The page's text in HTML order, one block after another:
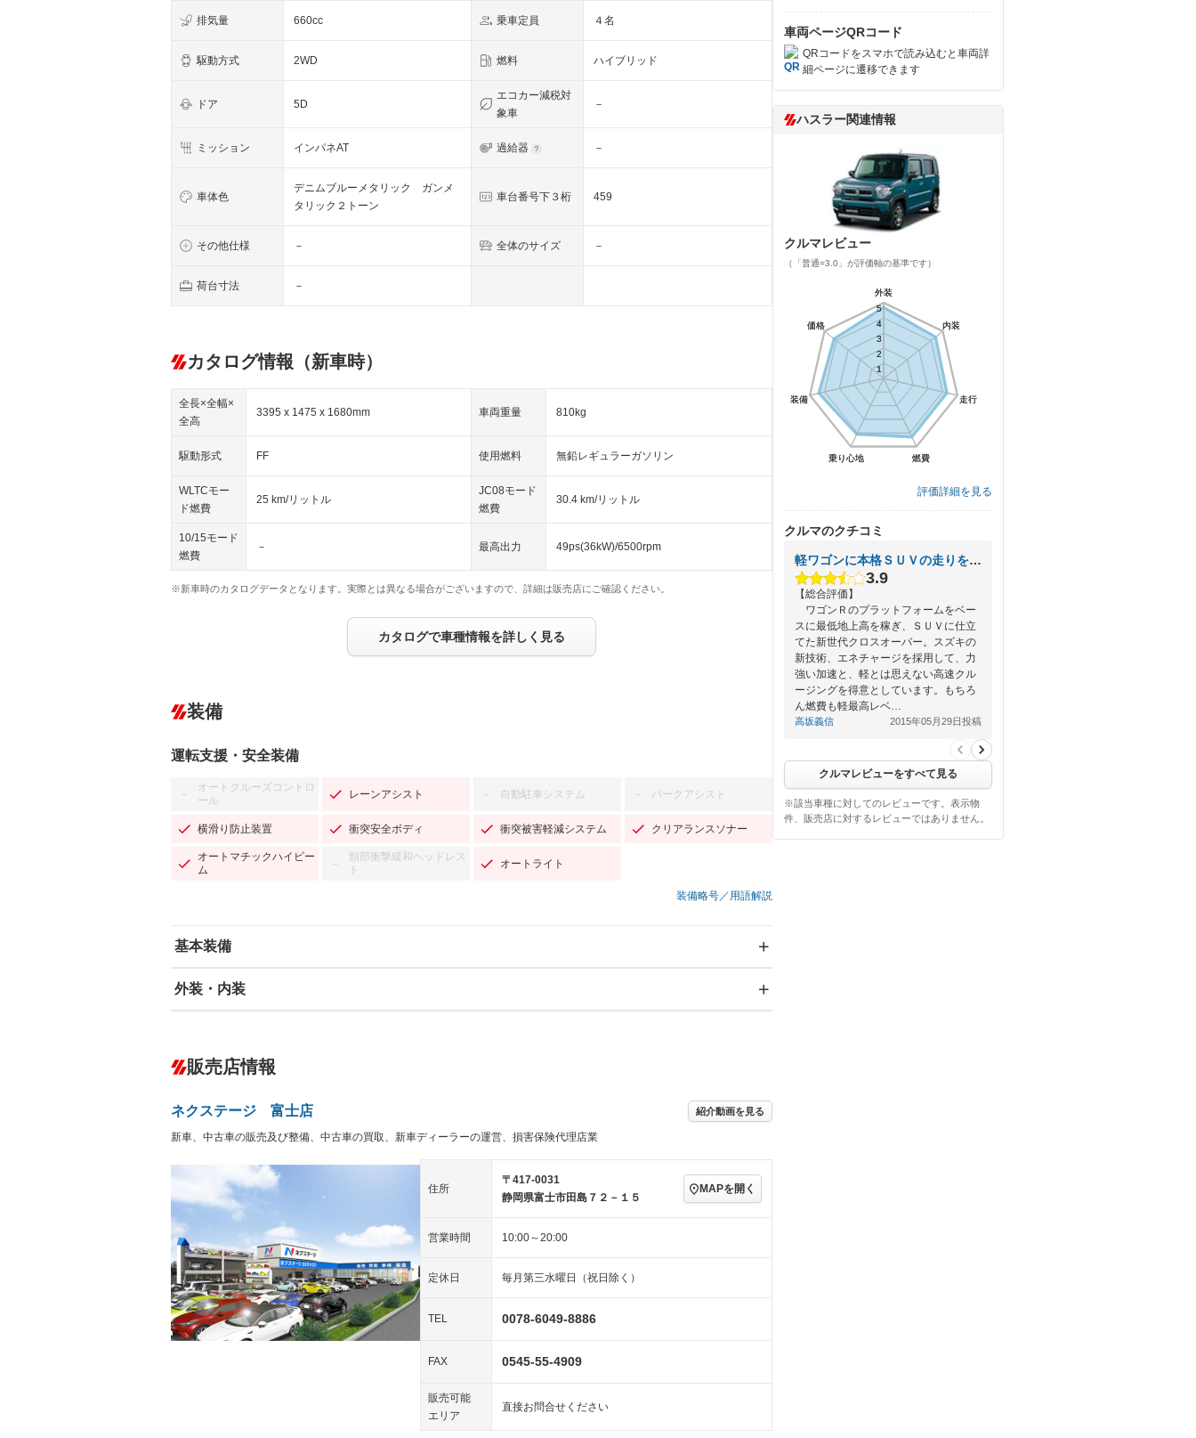
排気量 660cc 乗車定員 ４名
駆動方式 2WD 燃料 ハイブリッド
ドア 5D
エコカー減税対
象車
－
ミッション インパネAT 過給器 －
車体色
デニムブルーメタリック ガンメ
タリック２トーン
車台番号下３桁 459
その他仕様 － 全体のサイズ －
荷台寸法 －
カタログ情報（新車時）
全長×全幅×
全高
3395 x 1475 x 1680mm 車両重量 810kg
駆動形式 FF 使用燃料 無鉛レギュラーガソリン
WLTCモー
ド燃費
25 km/リットル
JC08モード
燃費
30.4 km/リットル
10/15モード
燃費
－ 最高出力 49ps(36kW)/6500rpm
※新車時のカタログデータとなります。実際とは異なる場合がございますので、詳細は販売店にご確認ください。
カタログで車種情報を詳しく見る
装備
運転支援・安全装備
－
オートクルーズコントロ
ール
レーンアシスト － 自動駐車システム － パークアシスト
横滑り防止装置 衝突安全ボディ 衝突被害軽減システム クリアランスソナー
オートマチックハイビー
ム
－
頸部衝撃緩和ヘッドレス
ト
オートライト
装備略号／用語解説
基本装備
エアバッグ：運転席/助手席/サイド
－ ダウンヒルアシストコントロール
Bluetooth接続 センターデフロック
装備略号／用語解説
外装・内装
オーディオ：CDまたはCDチェンジャー／ミュージック
プレイヤー接続可
－
ヘッドライトウォッシャ
ー
キーレス
－ LEDヘッドランプ － HID(キセノンライト) － ポータブルナビ
スマートキー ローダウン
－ ランフラットタイヤ 3列シート ベンチシート
－ フルフラットシート － チップアップシート オットマン
シートヒーター － ウォークスルー 後席モニター
－ フロントカメラ － シートエアコン
－ ルーフレール － エアサスペンション
販売店情報
ネクステージ 富士店 紹介動画を見る
新車、中古車の販売及び整備、中古車の買取、新車ディーラーの運営、損害保険代理店業
住所
〒417-0031
静岡県富士市田島７２－１５
MAPを開く
営業時間 10:00～20:00
定休日 毎月第三水曜日（祝日除く）
TEL 0078-6049-8886
FAX 0545-55-4909
販売可能
エリア
直接お問合せください
車両ページQRコード
QRコードをスマホで読み込むと車両詳
細ページに遷移できます
ハスラー関連情報
クルマレビュー
（「普通=3.0」が評価軸の基準です）
外装
内装
走行
燃費
乗り心地
装備
価格
1
2
3
4
5
外装
内装
走行
燃費
乗り心地
装備
価格
1
2
3
4
5
評価詳細を見る
クルマのクチコミ
軽ワゴンに本格ＳＵＶの走りをプラス
3.9
【総合評価】
ワゴンＲのプラットフォームをベー
スに最低地上高を稼ぎ、ＳＵＶに仕立
てた新世代クロスオーバー。スズキの
新技術、エネチャージを採用して、力
強い加速と、軽とは思えない高速クル
ージングを得意としています。もちろ
ん燃費も軽最高レベ…
高坂義信 2015年05月29日投稿
クルマレビューをすべて見る
※該当車種に対してのレビューです。表示物
件、販売店に対するレビューではありません。